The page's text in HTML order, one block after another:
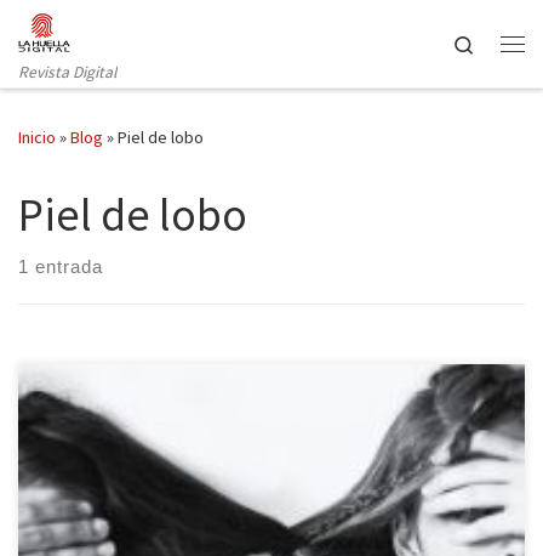
Saltar al contenido
Revista Digital
Search
Inicio »Blog »Piel de lobo
Piel de lobo
1 entrada
Lumen publicó en octubre del pasado año Piel de lobo, la novela
de la escritora andaluza Lara Moreno. Si ya recibió buenas críticas
con Por si se va la luz, publicada en la misma editorial en el 2013,
con su última obra demuestra que tiene un talento extraordinario